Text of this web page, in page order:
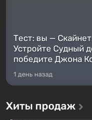
Тест: вы —
Устройте Судный
победите Джона
1 день назад
Хиты продаж